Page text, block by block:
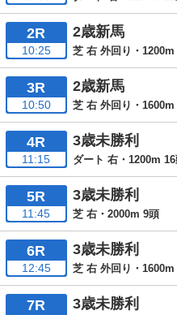
2R
10:25
2歳新馬
芝 右 外回り・1200m
3R
10:50
2歳新馬
芝 右 外回り・1600m
4R
11:15
3歳未勝利
ダート 右・1200m
5R
11:45
3歳未勝利
芝 右・2000m 9頭
6R
12:45
3歳未勝利
芝 右 外回り・1600m
7R 3歳未勝利